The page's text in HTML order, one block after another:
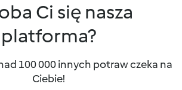
Ci się nasza
platforma?
100 000 innych potraw czeka na
Ciebie!